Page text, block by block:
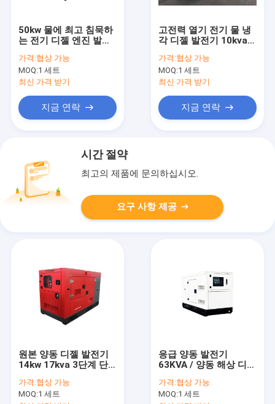
50kw 물에 최고 침묵하
는 전기 디젤 엔진 발전
50hz/60hz를 냉각했습
니다
가격:협상 가능
MOQ:1 세트
최신 가격 받기
지금 연락
고전력 열기 전기 물 냉
각 디젤 발전기 10kva -
가격:협상 가능
MOQ:1 세트
최신 가격 받기
지금 연락
시간 절약
최고의 제품에 문의하십시오.
요구 사항 제공
원본 양동 디젤 발전기
14kw 17kva 3단계 단
가격:협상 가능
MOQ:1 세트
응급 양동 발전기
63KVA / 양동 해상 디젤
가격:협상 가능
MOQ:1 세트